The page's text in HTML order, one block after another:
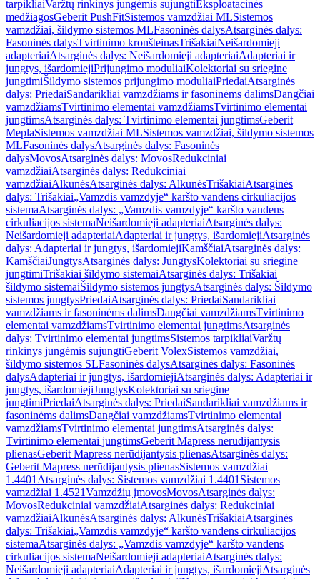
tarpikliaiVaržtų rinkinys jungėmis sujungtiEksploatacinės
medžiagosGeberit PushFitSistemos vamzdžiai MLSistemos
vamzdžiai, šildymo sistemos MLFasoninės dalysAtsarginės dalys:
Fasoninės dalysTvirtinimo kronšteinasTrišakiaiNeišardomieji
adapteriaiAtsarginės dalys: Neišardomieji adapteriaiAdapteriai ir
jungtys, išardomiejiPrijungimo moduliaiKolektoriai su sriegine
jungtimiŠildymo sistemos prijungimo moduliaiPriedaiAtsarginės
dalys: PriedaiSandarikliai vamzdžiams ir fasoninėms dalimsDangčiai
vamzdžiamsTvirtinimo elementai vamzdžiamsTvirtinimo elementai
jungtimsAtsarginės dalys: Tvirtinimo elementai jungtimsGeberit
MeplaSistemos vamzdžiai MLSistemos vamzdžiai, šildymo sistemos
MLFasoninės dalysAtsarginės dalys: Fasoninės
dalysMovosAtsarginės dalys: MovosRedukciniai
vamzdžiaiAtsarginės dalys: Redukciniai
vamzdžiaiAlkūnėsAtsarginės dalys: AlkūnėsTrišakiaiAtsarginės
dalys: Trišakiai„Vamzdis vamzdyje“ karšto vandens cirkuliacijos
sistemaAtsarginės dalys: „Vamzdis vamzdyje“ karšto vandens
cirkuliacijos sistemaNeišardomieji adapteriaiAtsarginės dalys:
Neišardomieji adapteriaiAdapteriai ir jungtys, išardomiejiAtsarginės
dalys: Adapteriai ir jungtys, išardomiejiKamščiaiAtsarginės dalys:
KamščiaiJungtysAtsarginės dalys: JungtysKolektoriai su sriegine
jungtimiTrišakiai šildymo sistemaiAtsarginės dalys: Trišakiai
šildymo sistemaiŠildymo sistemos jungtysAtsarginės dalys: Šildymo
sistemos jungtysPriedaiAtsarginės dalys: PriedaiSandarikliai
vamzdžiams ir fasoninėms dalimsDangčiai vamzdžiamsTvirtinimo
elementai vamzdžiamsTvirtinimo elementai jungtimsAtsarginės
dalys: Tvirtinimo elementai jungtimsSistemos tarpikliaiVaržtų
rinkinys jungėmis sujungtiGeberit VolexSistemos vamzdžiai,
šildymo sistemos SLFasoninės dalysAtsarginės dalys: Fasoninės
dalysAdapteriai ir jungtys, išardomiejiAtsarginės dalys: Adapteriai ir
jungtys, išardomiejiJungtysKolektoriai su sriegine
jungtimiPriedaiAtsarginės dalys: PriedaiSandarikliai vamzdžiams ir
fasoninėms dalimsDangčiai vamzdžiamsTvirtinimo elementai
vamzdžiamsTvirtinimo elementai jungtimsAtsarginės dalys:
Tvirtinimo elementai jungtimsGeberit Mapress nerūdijantysis
plienasGeberit Mapress nerūdijantysis plienasAtsarginės dalys:
Geberit Mapress nerūdijantysis plienasSistemos vamzdžiai
1.4401 Atsarginės dalys: Sistemos vamzdžiai 1.4401 Sistemos
vamzdžiai 1.4521Vamzdžių įmovosMovosAtsarginės dalys:
MovosRedukciniai vamzdžiaiAtsarginės dalys: Redukciniai
vamzdžiaiAlkūnėsAtsarginės dalys: AlkūnėsTrišakiaiAtsarginės
dalys: Trišakiai„Vamzdis vamzdyje“ karšto vandens cirkuliacijos
sistemaAtsarginės dalys: „Vamzdis vamzdyje“ karšto vandens
cirkuliacijos sistemaNeišardomieji adapteriaiAtsarginės dalys:
Neišardomieji adapteriaiAdapteriai ir jungtys, išardomiejiAtsarginės